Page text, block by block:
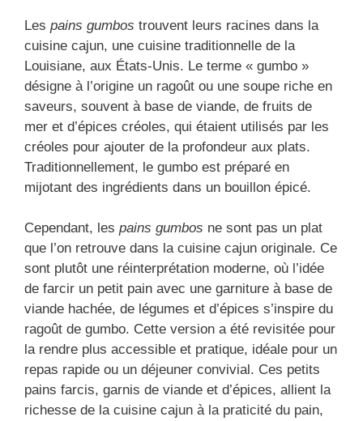
Les pains gumbos trouvent leurs racines dans la
cuisine cajun, une cuisine traditionnelle de la
Louisiane, aux États-Unis. Le terme « gumbo »
désigne à l’origine un ragoût ou une soupe riche en
saveurs, souvent à base de viande, de fruits de
mer et d’épices créoles, qui étaient utilisés par les
créoles pour ajouter de la profondeur aux plats.
Traditionnellement, le gumbo est préparé en
mijotant des ingrédients dans un bouillon épicé.
Cependant, les pains gumbos ne sont pas un plat
que l’on retrouve dans la cuisine cajun originale. Ce
sont plutôt une réinterprétation moderne, où l’idée
de farcir un petit pain avec une garniture à base de
viande hachée, de légumes et d’épices s’inspire du
ragoût de gumbo. Cette version a été revisitée pour
la rendre plus accessible et pratique, idéale pour un
repas rapide ou un déjeuner convivial. Ces petits
pains farcis, garnis de viande et d’épices, allient la
richesse de la cuisine cajun à la praticité du pain,